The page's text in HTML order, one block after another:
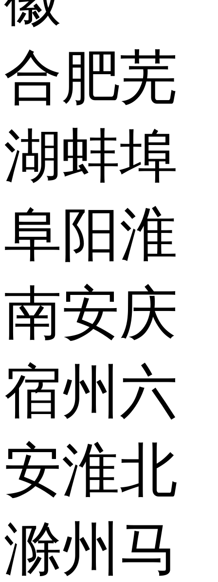
合肥芜
湖蚌埠
阜阳淮
南安庆
宿州 六
安淮北
滁州 马